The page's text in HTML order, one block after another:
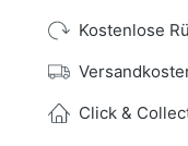
Kostenlose
Click &